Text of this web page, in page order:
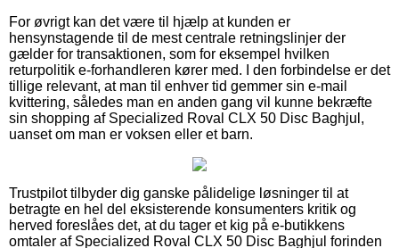
For øvrigt kan det være til hjælp at kunden er
hensynstagende til de mest centrale retningslinjer der
gælder for transaktionen, som for eksempel hvilken
returpolitik e-forhandleren kører med. I den forbindelse er det
tillige relevant, at man til enhver tid gemmer sin e-mail
kvittering, således man en anden gang vil kunne bekræfte
sin shopping af Specialized Roval CLX 50 Disc Baghjul,
uanset om man er voksen eller et barn.
Trustpilot tilbyder dig ganske pålidelige løsninger til at
betragte en hel del eksisterende konsumenters kritik og
herved foreslåes det, at du tager et kig på e-butikkens
omtaler af Specialized Roval CLX 50 Disc Baghjul forinden